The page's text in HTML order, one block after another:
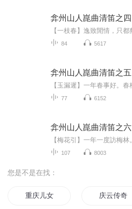
弇州山人崑曲清笛之四
84 5617
弇州山人崑曲清笛之五
77 6152
弇州山人崑曲清笛之六
107 8003
您是不是在找：
重庆儿女 庆云传奇